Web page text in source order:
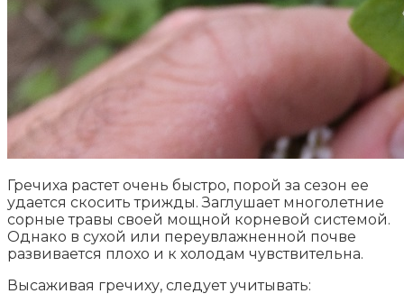
Гречиха растет очень быстро, порой за сезон ее
удается скосить трижды. Заглушает многолетние
сорные травы своей мощной корневой системой.
Однако в сухой или переувлажненной почве
развивается плохо и к холодам чувствительна.
Высаживая гречиху, следует учитывать: